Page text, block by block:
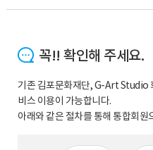
꼭!! 확인해 주세요.
기존 김포문화재단, G-Art Studio
비스 이용이 가능합니다.
아래와 같은 절차를 통해 통합회원